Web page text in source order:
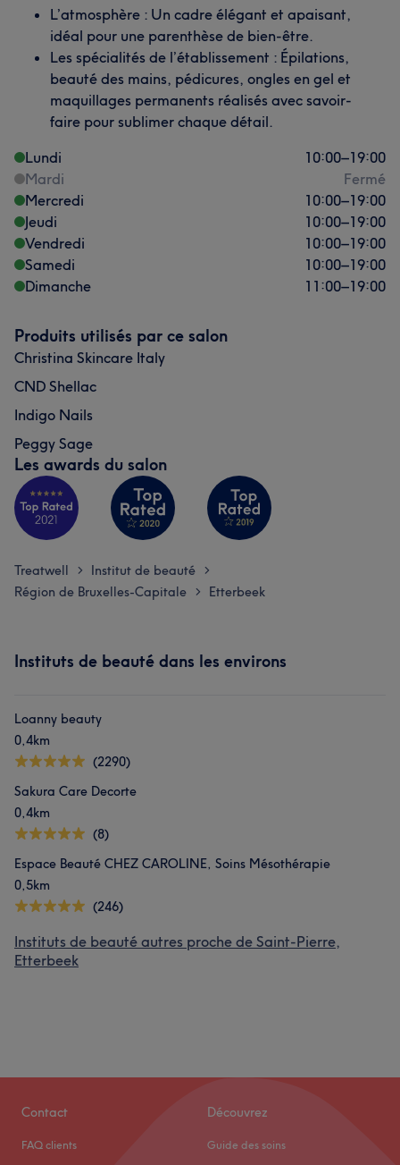
L’atmosphère : Un cadre élégant et apaisant,
idéal pour une parenthèse de bien-être.
Les spécialités de l’établissement : Épilations,
beauté des mains, pédicures, ongles en gel et
maquillages permanents réalisés avec savoir-
faire pour sublimer chaque détail.
Lundi
10:00–19:00
Mardi
Fermé
Mercredi
10:00–19:00
Jeudi
10:00–19:00
Vendredi
10:00–19:00
Samedi
10:00–19:00
Dimanche
11:00–19:00
Produits utilisés par ce salon
Christina Skincare Italy
CND Shellac
Indigo Nails
Peggy Sage
Les awards du salon
Treatwell > Institut de beauté >
Région de Bruxelles-Capitale > Etterbeek
Instituts de beauté dans les environs
Loanny beauty
0,4km
(2290)
Sakura Care Decorte
0,4km
(8)
Espace Beauté CHEZ CAROLINE, Soins Mésothérapie
0,5km
(246)
Instituts de beauté autres proche de Saint-Pierre,
Etterbeek
Contact
FAQ clients
Découvrez
Guide des soins